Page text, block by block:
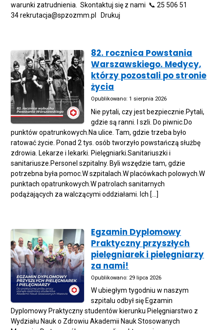
warunki zatrudnienia. Skontaktuj się z nami 📞 25 506 51
34 rekrutacja@spzozmm.pl Drukuj
82. rocznica Powstania
Warszawskiego. Medycy,
którzy pozostali po stronie
życia
Opublikowano: 1 sierpnia 2026
Nie pytali, czy jest bezpiecznie.Pytali,
gdzie są ranni. I szli. Do piwnic.Do
punktów opatrunkowych.Na ulice. Tam, gdzie trzeba było
ratować życie. Ponad 2 tys. osób tworzyło powstańczą służbę
zdrowia. Lekarze i lekarki. Pielęgniarki.Sanitariuszki i
sanitariusze.Personel szpitalny. Byli wszędzie tam, gdzie
potrzebna była pomoc.W szpitalach.W placówkach polowych.W
punktach opatrunkowych.W patrolach sanitarnych
podążających za walczącymi oddziałami. Ich […]
Egzamin Dyplomowy
Praktyczny przyszłych
pielęgniarek i pielęgniarzy
za nami!
Opublikowano: 29 lipca 2026
W ubiegłym tygodniu w naszym
szpitalu odbył się Egzamin
Dyplomowy Praktyczny studentów kierunku Pielęgniarstwo z
Wydziału Nauk o Zdrowiu Akademii Nauk Stosowanych